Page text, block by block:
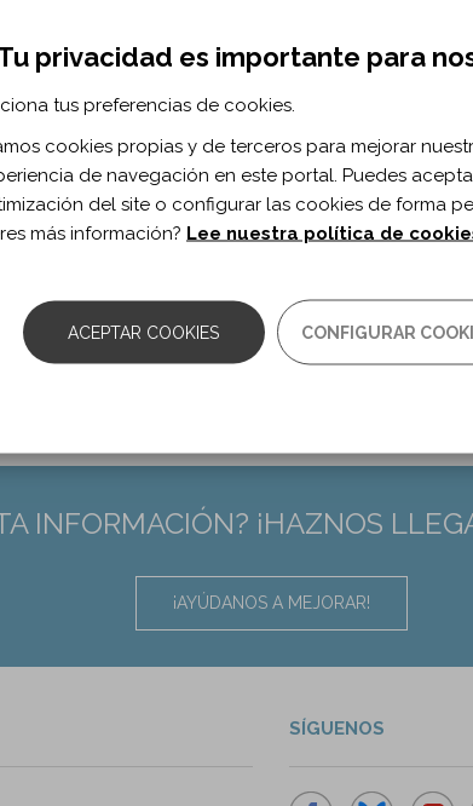
BIBLIOGRÁFICA
2018
de documento:
Editorial
documento:
Inglés
10.1212/WNL.0000000000005399
INFORMACIÓN? ¡HAZNOS
¡AYÚDANOS A MEJORAR!
SÍGUENOS
privacidad es importante para
tus preferencias de cookies.
cookies propias y de terceros para mejorar
de navegación en este portal. Puedes
del site o configurar las cookies de forma
más información? Lee nuestra política de
ACEPTAR COOKIES CONFIGURAR